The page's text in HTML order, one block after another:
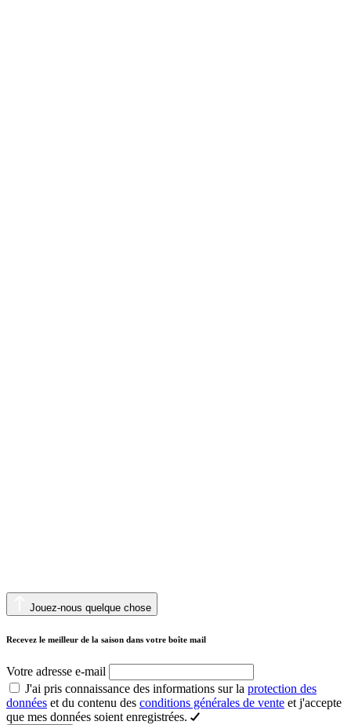
Jouez-nous quelque chose
Recevez le meilleur de la saison dans votre boîte mail
Votre adresse e-mail
J'ai pris connaissance des informations sur la protection des
données et du contenu des conditions générales de vente et j'accepte
que mes données soient enregistrées.